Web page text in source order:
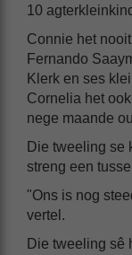
10
Connie het
Fernando
Klerk en ses
Cornelia het
nege maande
Die tweeling se
streng een
"Ons is nog
vertel.
Die tweeling sê